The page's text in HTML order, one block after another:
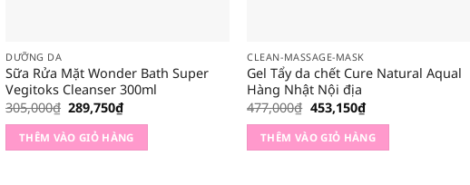
DƯỠNG DA
Sữa Rửa Mặt Wonder Bath Super
Vegitoks Cleanser 300ml
305,000₫ Giá
gốc
là:
305,000₫.
289,750₫Giá
tại
là:
THÊM VÀO GIỎ HÀNG
CLEAN-MASSAGE-MASK
Gel Tẩy da chết Cure Natural Aqual
Hàng Nhật Nội địa
477,000₫ Giá
gốc
là:
477,000₫.
453,150₫Giá
hiện
tại
là:
THÊM VÀO GIỎ HÀNG